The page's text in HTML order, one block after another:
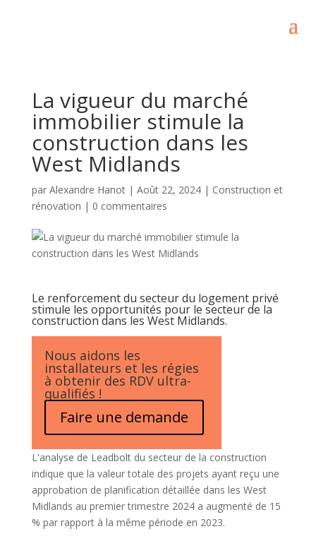
La vigueur du marché
immobilier stimule la
construction dans les
West Midlands
par Alexandre Hanot| Août 22, 2024| Construction et
rénovation | 0 commentaires
Le renforcement du secteur du logement privé
stimule les opportunités pour le secteur de la
construction dans les West Midlands.
Nous aidons les
installateurs et les régies
à obtenir des RDV ultra-
qualifiés !
Faire une demande
L'analyse de Leadbolt du secteur de la construction
indique que la valeur totale des projets ayant reçu une
approbation de planification détaillée dans les West
Midlands au premier trimestre 2024 a augmenté de 15
% par rapport à la même période en 2023.